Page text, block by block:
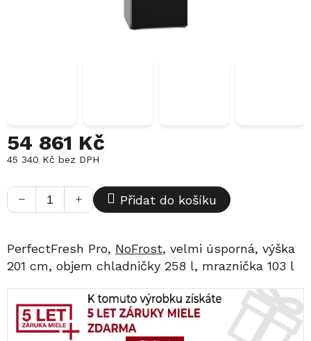
54 861 Kč
45 340 Kč bez DPH
cena:
+
− Přidat do košíku
PerfectFresh Pro, NoFrost, velmi úsporná, výška
201 cm, objem chladničky 258 l, mraznička 103 l